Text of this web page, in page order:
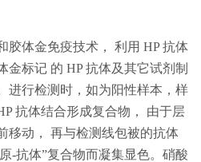
胶体金免疫技术， 利用 HP 抗体
金标记 的 HP 抗体及其它试剂制
进行检测时，如为阳性样本，样
抗体结合形成复合物， 由于层
移动， 再与检测线包被的抗体
-抗体”复合物而凝集显色。硝酸